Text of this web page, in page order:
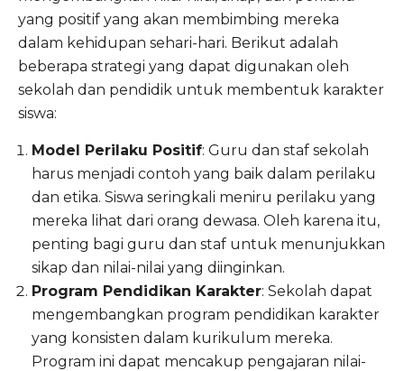
yang positif yang akan membimbing mereka
dalam kehidupan sehari-hari. Berikut adalah
beberapa strategi yang dapat digunakan oleh
sekolah dan pendidik untuk membentuk karakter
siswa:
Model Perilaku Positif: Guru dan staf sekolah
harus menjadi contoh yang baik dalam perilaku
dan etika. Siswa seringkali meniru perilaku yang
mereka lihat dari orang dewasa. Oleh karena itu,
penting bagi guru dan staf untuk menunjukkan
sikap dan nilai-nilai yang diinginkan.
Program Pendidikan Karakter: Sekolah dapat
mengembangkan program pendidikan karakter
yang konsisten dalam kurikulum mereka.
Program ini dapat mencakup pengajaran nilai-